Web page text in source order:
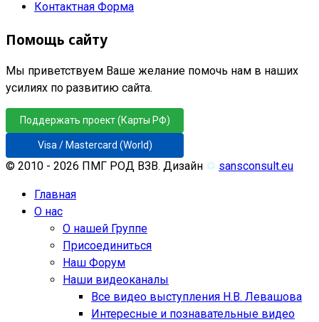
Контактная Форма
Помощь сайту
Мы приветствуем Ваше желание помочь нам в наших
усилиях по развитию сайта.
Поддержать проект (Карты РФ)
Visa / Mastercard (World)
© 2010 - 2026 ПМГ РОД ВЗВ. Дизайн ♲ sansconsult.eu
Главная
О нас
О нашей Группе
Присоединиться
Наш Форум
Наши видеоканалы
Все видео выступления Н.В. Левашова
Интересные и познавательные видео